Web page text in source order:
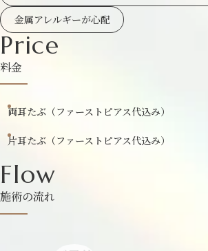
金属アレルギーが心配
Price
料金
両耳たぶ（ファーストピアス代込み）
片耳たぶ（ファーストピアス代込み）
Flow
施術の流れ